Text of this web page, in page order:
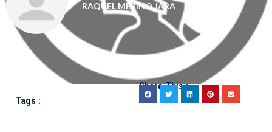
RAQUEL MERINO JARA
Tags :
Share This :